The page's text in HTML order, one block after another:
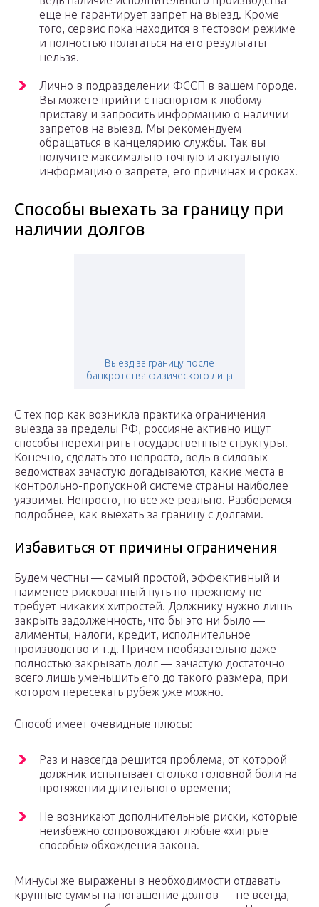
еще не гарантирует запрет на выезд. Кроме
того, сервис пока находится в тестовом режиме
и полностью полагаться на его результаты
нельзя.
Лично в подразделении ФССП в вашем городе.
Вы можете прийти с паспортом к любому
приставу и запросить информацию о наличии
запретов на выезд. Мы рекомендуем
обращаться в канцелярию службы. Так вы
получите максимально точную и актуальную
информацию о запрете, его причинах и сроках.
Способы выехать за границу при
наличии долгов
Выезд за границу после
банкротства физического лица
С тех пор как возникла практика ограничения
выезда за пределы РФ, россияне активно ищут
способы перехитрить государственные структуры.
Конечно, сделать это непросто, ведь в силовых
ведомствах зачастую догадываются, какие места в
контрольно-пропускной системе страны наиболее
уязвимы. Непросто, но все же реально. Разберемся
подробнее, как выехать за границу с долгами.
Избавиться от причины ограничения
Будем честны — самый простой, эффективный и
наименее рискованный путь по-прежнему не
требует никаких хитростей. Должнику нужно лишь
закрыть задолженность, что бы это ни было —
алименты, налоги, кредит, исполнительное
производство и т.д. Причем необязательно даже
полностью закрывать долг — зачастую достаточно
всего лишь уменьшить его до такого размера, при
котором пересекать рубеж уже можно.
Способ имеет очевидные плюсы:
Раз и навсегда решится проблема, от которой
должник испытывает столько головной боли на
протяжении длительного времени;
Не возникают дополнительные риски, которые
неизбежно сопровождают любые «хитрые
способы» обхождения закона.
Минусы же выражены в необходимости отдавать
крупные суммы на погашение долгов — не всегда,